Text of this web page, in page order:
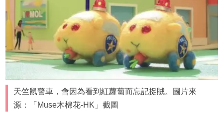
天竺鼠警車，會因為看到紅蘿蔔而忘記捉賊。圖片來
源：「Muse木棉花-HK」截圖